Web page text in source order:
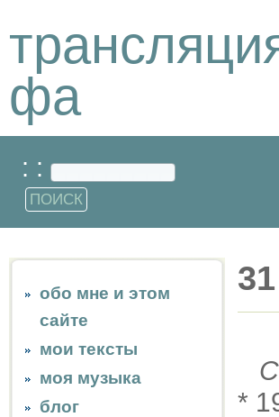
фа
: :
обо мне и этом
сайте
мои тексты
моя музыка
блог
*